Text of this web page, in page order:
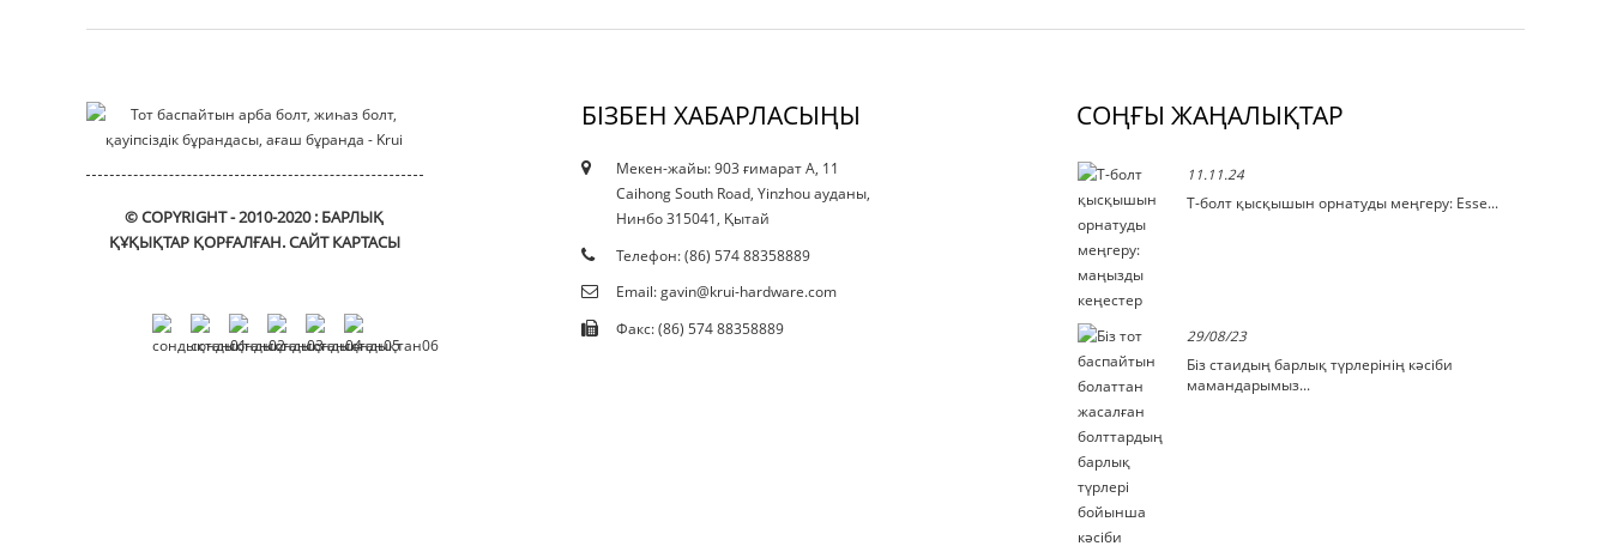
алтыбұрышты
Фланецті втулка
© COPYRIGHT - 2010-2020 : БАРЛЫҚ
ҚҰҚЫҚТАР ҚОРҒАЛҒАН.САЙТ КАРТАСЫ
БІЗБЕН ХАБАРЛАСЫҢЫ
Мекен-жайы: 903 ғимарат A, 11
Caihong South Road, Yinzhou ауданы,
Нинбо 315041, Қытай
Телефон: (86) 574 88358889
Email: gavin@krui-hardware.com
Факс: (86) 574 88358889
СОҢҒЫ ЖАҢАЛЫҚТАР
10.12.21
Ағымдағы қысқарту даққа әсер ете ме...
11.11.24
Т-болт қысқышын орнатуды меңгеру: Esse...
29/08/23
Біз стаидың барлық түрлерінің кәсіби
мамандарымыз...